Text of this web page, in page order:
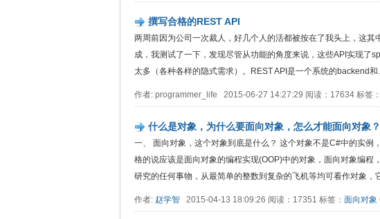
撰写合格的REST API
两周前因为公司一次裁人，好几个人的活都被按在了我头上，这
成，我测试了一下，发现尽管从功能的角度来说，这些API实现了
太多（各种各样的隐式需求）。REST API是一个系统的backend和
作者: programmer_life 2015-06-27 14:27:29 阅读：17634 标签：
什么是对象，为什么要面向对象，怎么才能面向对象？
一、 面向对象，这个对象到底是什么？ 这个对象不是C#中的实
格的说应该是面向对象的编程实现(OOP)中的对象，面向对象编
研究的任何事物，从最简单的整数到复杂的飞机等均可看作对象，
作者: 赵学智 2015-04-13 18:09:26 阅读：17351 标签： 面向对象